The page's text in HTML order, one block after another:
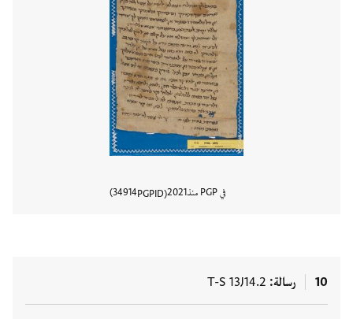
في PGP منذ 2021
PGPID
34914
10 رسالة T-S 13J14.2